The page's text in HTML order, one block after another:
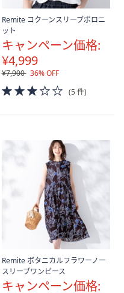
Remite コクーンスリーブポロニ
ット
キャンペーン価格:
¥4,999
¥7,900 36% OFF
3.0
of
(5 件)
Remite ボタニカルフラワーノー
スリーブワンピース
キャンペーン価格: